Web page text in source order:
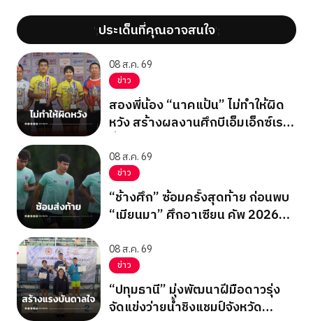
';ประเด็นที่คุณอาจสนใจ';
08 ส.ค. 69
ข่าว
สองพี่น้อง “นาคแป้น” ไม่ทำให้ผิด
หวัง สร้างผลงานศึกบีเอ็มเอ็กซ์เรซ
08 ส.ค. 69
ข่าว
“ช้างศึก” ซ้อมครั้งสุดท้าย ก่อนพบ
“เมียนมา” ศึกอาเซียน คัพ 2026
08 ส.ค. 69
ข่าว
“ปทุมธานี” มุ่งพัฒนาฝีมือดาวรุ่ง
จัดแข่งว่ายน้ำชิงแชมป์จังหวัด